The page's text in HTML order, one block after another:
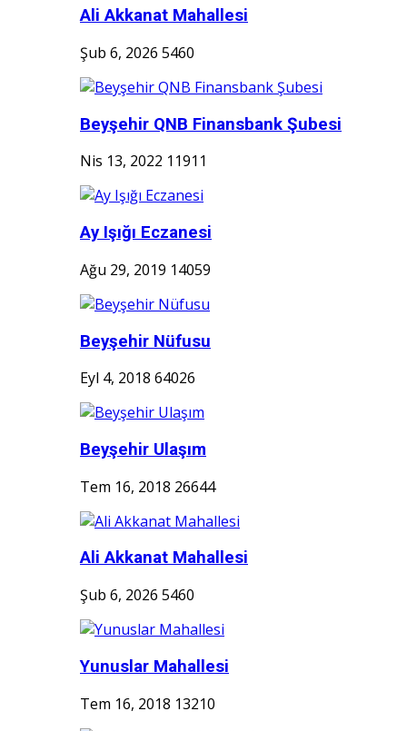
Ali Akkanat Mahallesi
Şub 6, 2026 5460
Beyşehir QNB Finansbank Şubesi
Nis 13, 2022 11911
Ay Işığı Eczanesi
Ağu 29, 2019 14059
Beyşehir Nüfusu
Eyl 4, 2018 64026
Beyşehir Ulaşım
Tem 16, 2018 26644
Ali Akkanat Mahallesi
Şub 6, 2026 5460
Yunuslar Mahallesi
Tem 16, 2018 13210